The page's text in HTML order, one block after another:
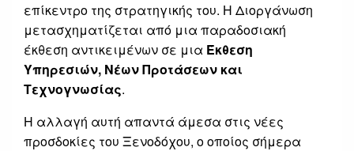
επίκεντρο της στρατηγικής του. Η Διοργάνωση
μετασχηματίζεται από μια παραδοσιακή
έκθεση αντικειμένων σε μια Έκθεση
Υπηρεσιών, Νέων Προτάσεων και
Τεχνογνωσίας.
Η αλλαγή αυτή απαντά άμεσα στις νέες
προσδοκίες του Ξενοδόχου, ο οποίος σήμερα